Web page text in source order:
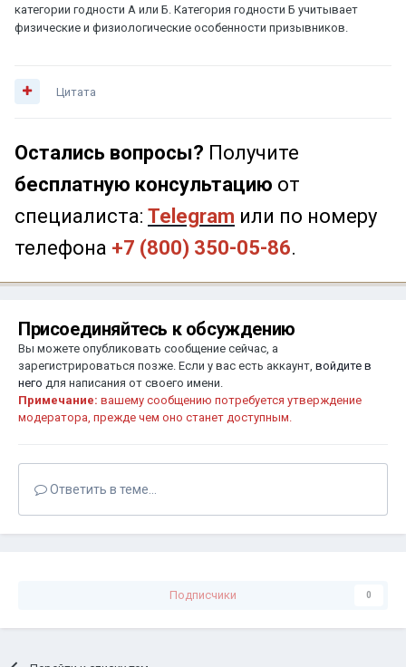
категории годности А или Б. Категория годности Б учитывает
физические и физиологические особенности призывников.
Цитата
Остались вопросы? Получите
бесплатную консультацию от
специалиста: Telegram или по номеру
телефона +7 (800) 350-05-86.
Присоединяйтесь к обсуждению
Вы можете опубликовать сообщение сейчас, а
зарегистрироваться позже. Если у вас есть аккаунт, войдите в
него для написания от своего имени.
Примечание: вашему сообщению потребуется утверждение
модератора, прежде чем оно станет доступным.
Ответить в теме...
Подписчики 0